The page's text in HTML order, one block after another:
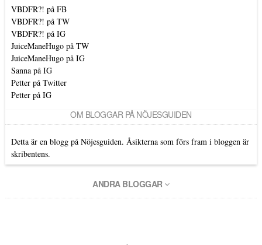
VBDFR?! på FB
VBDFR?! på TW
VBDFR?! på IG
JuiceManeHugo på TW
JuiceManeHugo på IG
Sanna på IG
Petter på Twitter
Petter på IG
OM BLOGGAR PÅ NÖJESGUIDEN
Detta är en blogg på Nöjesguiden. Åsikterna som förs fram i bloggen är
skribentens.
ANDRA BLOGGAR